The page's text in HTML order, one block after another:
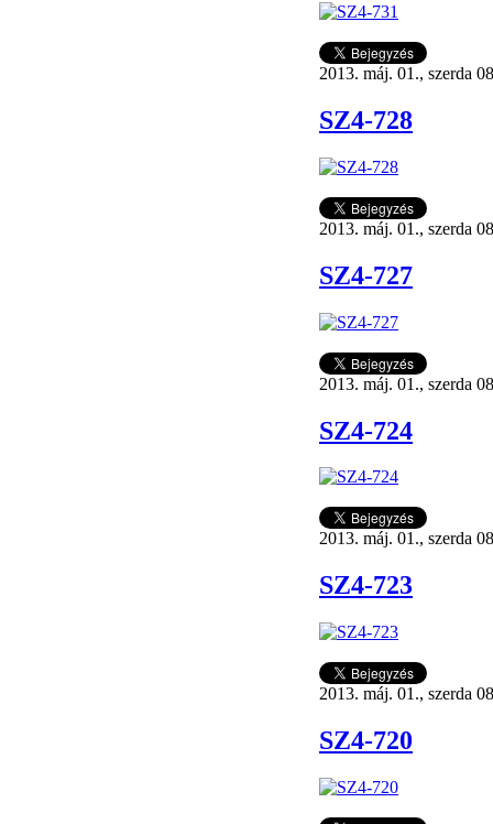
2013. máj. 01., szerda
SZ4-728
2013. máj. 01., szerda
SZ4-727
2013. máj. 01., szerda
SZ4-724
2013. máj. 01., szerda
SZ4-723
2013. máj. 01., szerda
SZ4-720